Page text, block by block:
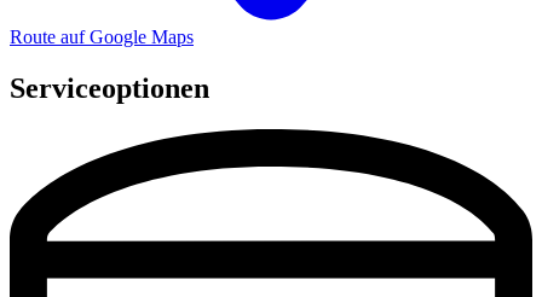
Route auf Google Maps
Serviceoptionen